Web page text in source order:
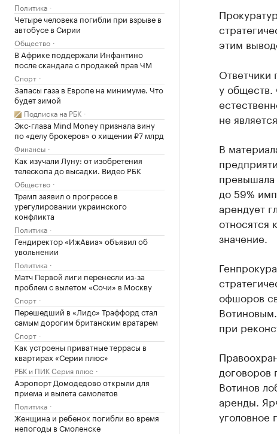
Политика
Четыре человека погибли при взрыве в
автобусе в Сирии
Общество
В Африке поддержали Инфантино
после скандала с продажей прав ЧМ
Спорт
Запасы газа в Европе на минимуме. Что
будет зимой
Подписка на РБК
Экс-глава Mind Money признала вину
по «делу брокеров» о хищении ₽7 млрд
Финансы
Как изучали Луну: от изобретения
телескопа до высадки. Видео РБК
Общество
Трамп заявил о прогрессе в
урегулировании украинского
конфликта
Политика
Гендиректор «ИжАвиа» объявил об
увольнении
Политика
Матч Первой лиги перенесли из-за
проблем с вылетом «Сочи» в Москву
Спорт
Перешедший в «Лидс» Траффорд стал
самым дорогим британским вратарем
Спорт
Как устроены приватные террасы в
квартирах «Серии плюс»
РБК и ПИК Серия плюс
Аэропорт Домодедово открыли для
приема и вылета самолетов
Политика
Женщина и ребенок погибли во время
непогоды в Смоленске
этим
Ответчики
у обществ.
не
В
до 59%
арендует
относятся
значение.
офшоров
при
договоров
Вотинов
аренды.
уголовное